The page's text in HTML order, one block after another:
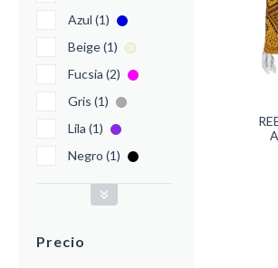
Azul (1)
Beige (1)
Fucsia (2)
Gris (1)
Lila (1)
Negro (1)
Precio